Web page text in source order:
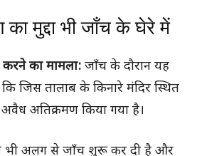
मुद्दा भी जाँच के घेरे में
करने का मामला: जाँच के दौरान यह
जिस तालाब के किनारे मंदिर स्थित
अवैध अतिक्रमण किया गया है।
भी अलग से जाँच शुरू कर दी है और